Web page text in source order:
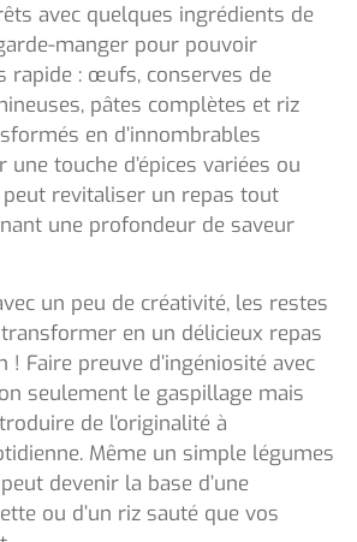
avec quelques ingrédients de
manger pour pouvoir
rapide : œufs, conserves de
pâtes complètes et riz
en d’innombrables
touche d’épices variées ou
peut revitaliser un repas tout
une profondeur de saveur
un peu de créativité, les restes
en un délicieux repas
! Faire preuve d’ingéniosité avec
seulement le gaspillage mais
de l’originalité à
Même un simple légumes
devenir la base d’une
ou d’un riz sauté que vos